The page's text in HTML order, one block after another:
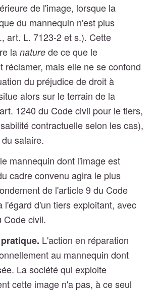
de l'image, lorsque la
du mannequin n'est plus
art. L. 7123-2 et s.). Cette
la nature de ce que le
réclamer, mais elle ne se confond
du préjudice de droit à
alors sur le terrain de la
1240 du Code civil pour le tiers,
contractuelle selon les cas),
salaire.
mannequin dont l'image est
cadre convenu agira le plus
de l'article 9 du Code
l'égard d'un tiers exploitant, avec
Code civil.
L'action en réparation
au mannequin dont
La société qui exploite
cette image n'a pas, à ce seul